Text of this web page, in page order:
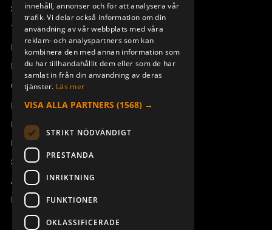
Support
Teknisk support
Boka service
Manualer och videoinstruktioner
Om Åkerströms
Kontakt
Nyheter
Pressrum
Säkerhet och direktiv
Allmänna villkor
REACH
DEUTSCH
innehåll, annonser och för att analysera vår
trafik. Vi delar också information om din
användning av vår webbplats med våra
reklam- och analyspartners som kan
kombinera den med annan information som
du har tillhandahållit dem eller som de har
samlat in från din användning av deras
tjänster. Läs mer
VISA ALLA PARTNERS (1568) →
STRIKT NÖDVÄNDIGT
PRESTANDA
INRIKTNING
FUNKTIONER
OKLASSIFICERADE